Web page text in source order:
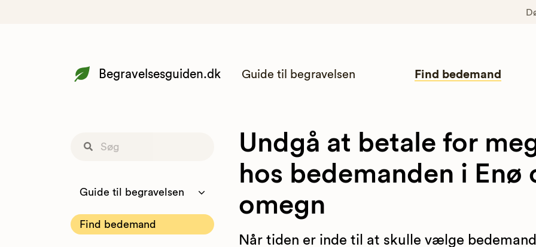
Begravelsesguiden.dk Guide til begravelsen Find bedemand
Guide til begravelsen
Find bedemand
Undgå at betale for
hos bedemanden i Enø
omegn
Når tiden er inde til at skulle vælge bedemand